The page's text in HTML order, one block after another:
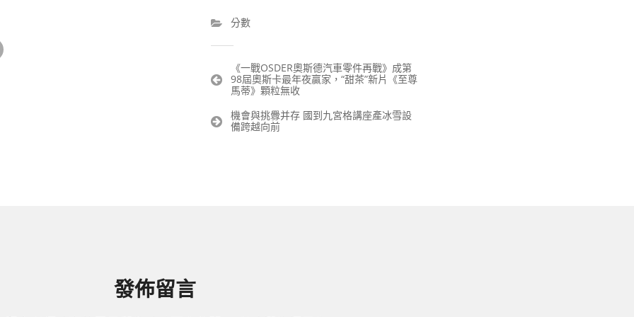
分數
章
覽
《一戰OSDER奧斯德汽車零件再戰》成第
98屆奧斯卡最年夜贏家，“甜茶”新片《至尊
馬蒂》顆粒無收
機會與挑釁并存 國到九宮格講座產冰雪設
備跨越向前
發佈留言